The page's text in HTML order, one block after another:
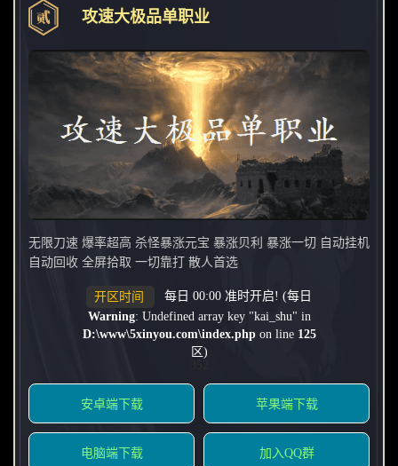
攻速大极品单职业
无限刀速 爆率超高 杀怪暴涨元宝 暴涨贝利 暴涨一切 自动挂机
自动回收 全屏拾取 一切靠打 散人首选
开区时间
每日 00:00 准时开启! (每日
Warning: Undefined array key "kai_shu" in
D:\www\5xinyou.com\index.phpon line 125
区)
安卓端下载 苹果端下载
电脑端下载 加入QQ群